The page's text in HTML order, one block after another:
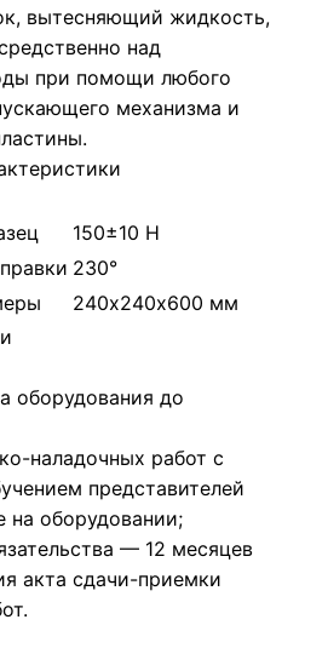
вытесняющий жидкость,
над
при помощи любого
механизма и
150±10 Н
230°
240х240х600 мм
оборудования до
наладочных работ с
представителей
на оборудовании;
— 12 месяцев
акта сдачи-приемки